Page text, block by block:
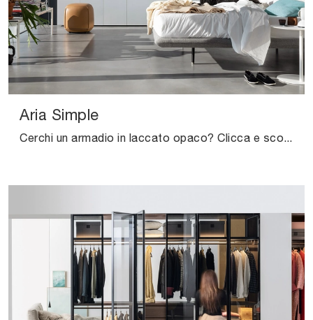
Aria Simple
Cerchi un armadio in laccato opaco? Clicca e scopri armadiature a muro con ante battenti di Kristalia.